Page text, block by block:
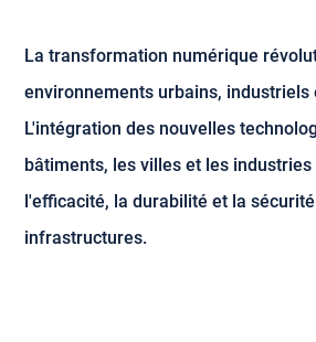
La transformation numérique
environnements urbains,
L'intégration des nouvelles
bâtiments, les villes et les
l'efficacité, la durabilité et la
infrastructures.